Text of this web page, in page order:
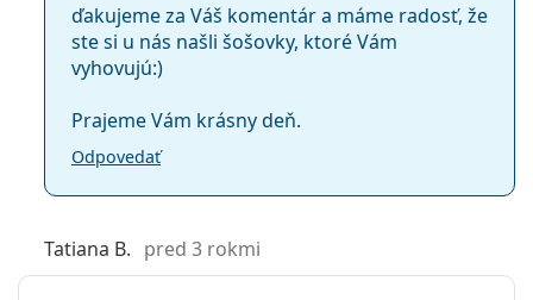
Ostatné
Kategória:
Farebné
ďakujeme za Váš komentár a máme radosť, že
ste si u nás našli šošovky, ktoré Vám
vyhovujú:)
Prajeme Vám krásny deň.
Odpovedať
Tatiana B. pred 3 rokmi